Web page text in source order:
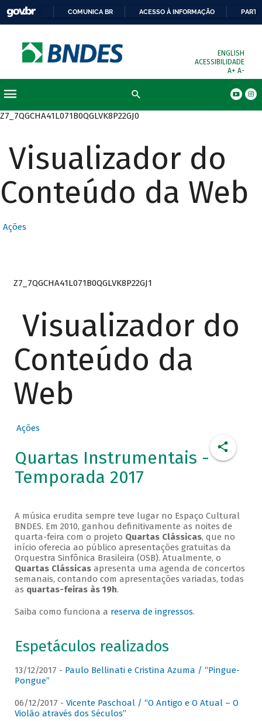
COMUNICA BR ACESSO À INFORMAÇÃO
ENGLISH
ACESSIBILIDADE
A+ A-
Z7_7QGCHA41L071B0QGLVK8P22GJ0
Visualizador do
Conteúdo da Web
Ações
Z7_7QGCHA41L071B0QGLVK8P22GJ1
Visualizador do
Conteúdo da
Web
Ações
Quartas Instrumentais -
Temporada 2017
A música erudita sempre teve lugar no Espaço Cultural
BNDES. Em 2010, ganhou definitivamente as noites de
quarta-feira com o projeto Quartas Clássicas, que no
início oferecia ao público apresentações gratuitas da
Orquestra Sinfônica Brasileira (OSB). Atualmente, o
Quartas Clássicasapresenta uma agenda de concertos
semanais, contando com apresentações variadas, todas
as quartas-feiras às 19h.
Saiba como funciona a reserva de ingressos.
Espetáculos realizados
13/12/2017 - Paulo Bellinati e Cristina Azuma / “Pingue-
Pongue”
06/12/2017 - Vicente Paschoal / “O Antigo e O Atual – O
Violão através dos Séculos”